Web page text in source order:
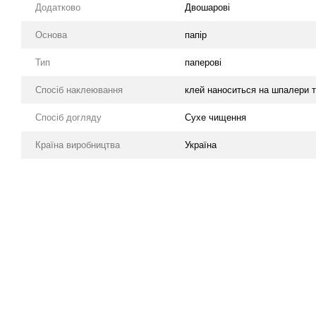
Додатково Двошарові
Основа папір
Тип паперові
Спосіб наклеювання клей наноситься на шпалери
Спосіб догляду Cухе чищення
Країна виробництва Україна